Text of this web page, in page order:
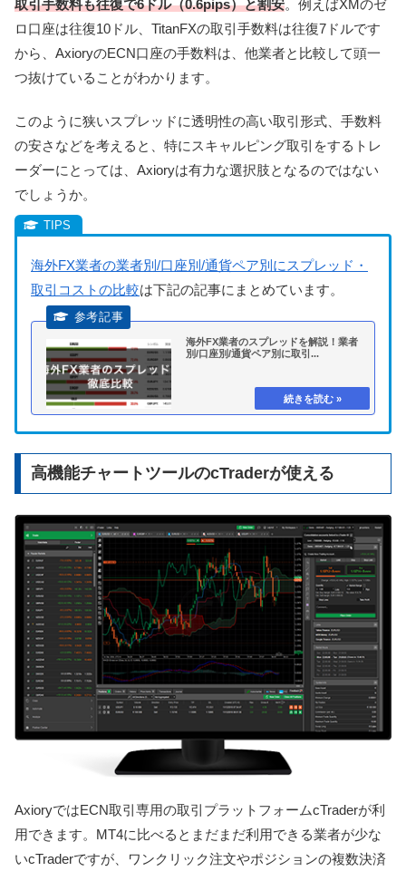
取引手数料も往復で6ドル（0.6pips）と割安。 例えばXMのゼ
ロ口座は往復10ドル、TitanFXの取引手数料は往復7ドルです
から、AxioryのECN口座の手数料は、他業者と比較して頭一
つ抜けていることがわかります。
このように狭いスプレッドに透明性の高い取引形式、手数料
の安さなどを考えると、特にスキャルピング取引をするトレ
ーダーにとっては、Axioryは有力な選択肢となるのではない
でしょうか。
海外FX業者の業者別/口座別/通貨ペア別にスプレッド・
取引コストの比較は下記の記事にまとめています。
海外FX業者のスプレッドを解説！業者
別/口座別/通貨ペア別に取引...
高機能チャートツールのcTraderが使える
AxioryではECN取引専用の取引プラットフォームcTraderが利
用できます。MT4に比べるとまだまだ利用できる業者が少な
いcTraderですが、ワンクリック注文やポジションの複数決済